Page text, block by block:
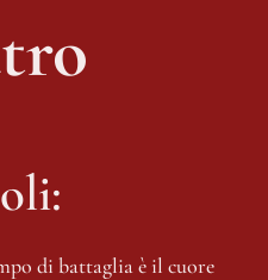
di battaglia è il cuore